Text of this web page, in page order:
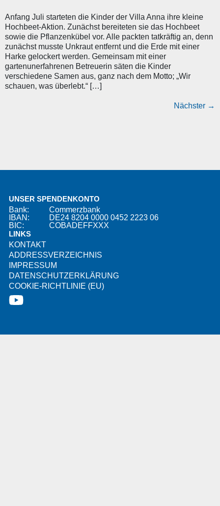
Anfang Juli starteten die Kinder der Villa Anna ihre kleine
Hochbeet-Aktion. Zunächst bereiteten sie das Hochbeet
sowie die Pflanzenkübel vor. Alle packten tatkräftig an, denn
zunächst musste Unkraut entfernt und die Erde mit einer
Harke gelockert werden. Gemeinsam mit einer
gartenunerfahrenen Betreuerin säten die Kinder
verschiedene Samen aus, ganz nach dem Motto; „Wir
schauen, was überlebt.“ […]
Nächster →
UNSER SPENDENKONTO
Bank:
Commerzbank
IBAN:
DE24 8204 0000 0452 2223 06
BIC:
COBADEFFXXX
LINKS
KONTAKT
ADDRESSVERZEICHNIS
IMPRESSUM
DATENSCHUTZERKLÄRUNG
COOKIE-RICHTLINIE (EU)